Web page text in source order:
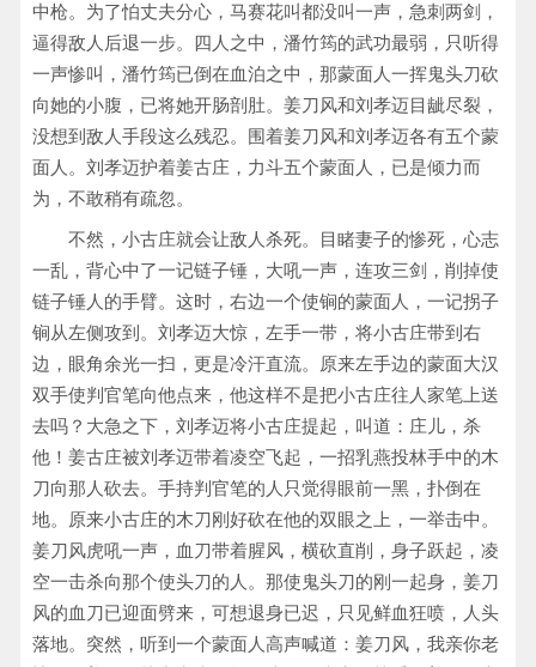
中枪。为了怕丈夫分心，马赛花叫都没叫一声，急刺两剑，
逼得敌人后退一步。四人之中，潘竹筠的武功最弱，只听得
一声惨叫，潘竹筠已倒在血泊之中，那蒙面人一挥鬼头刀砍
向她的小腹，已将她开肠剖肚。姜刀风和刘孝迈目龇尽裂，
没想到敌人手段这么残忍。围着姜刀风和刘孝迈各有五个蒙
面人。刘孝迈护着姜古庄，力斗五个蒙面人，已是倾力而
为，不敢稍有疏忽。
不然，小古庄就会让敌人杀死。目睹妻子的惨死，心志
一乱，背心中了一记链子锤，大吼一声，连攻三剑，削掉使
链子锤人的手臂。这时，右边一个使锏的蒙面人，一记拐子
锏从左侧攻到。刘孝迈大惊，左手一带，将小古庄带到右
边，眼角余光一扫，更是冷汗直流。原来左手边的蒙面大汉
双手使判官笔向他点来，他这样不是把小古庄往人家笔上送
去吗？大急之下，刘孝迈将小古庄提起，叫道：庄儿，杀
他！姜古庄被刘孝迈带着凌空飞起，一招乳燕投林手中的木
刀向那人砍去。手持判官笔的人只觉得眼前一黑，扑倒在
地。原来小古庄的木刀刚好砍在他的双眼之上，一举击中。
姜刀风虎吼一声，血刀带着腥风，横砍直削，身子跃起，凌
空一击杀向那个使头刀的人。那使鬼头刀的刚一起身，姜刀
风的血刀已迎面劈来，可想退身已迟，只见鲜血狂喷，人头
落地。突然，听到一个蒙面人高声喊道：姜刀风，我亲你老